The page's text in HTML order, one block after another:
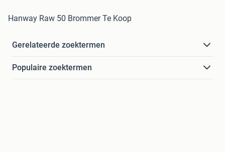
Hanway Raw 50 Brommer Te Koop
Gerelateerde zoektermen
Populaire zoektermen